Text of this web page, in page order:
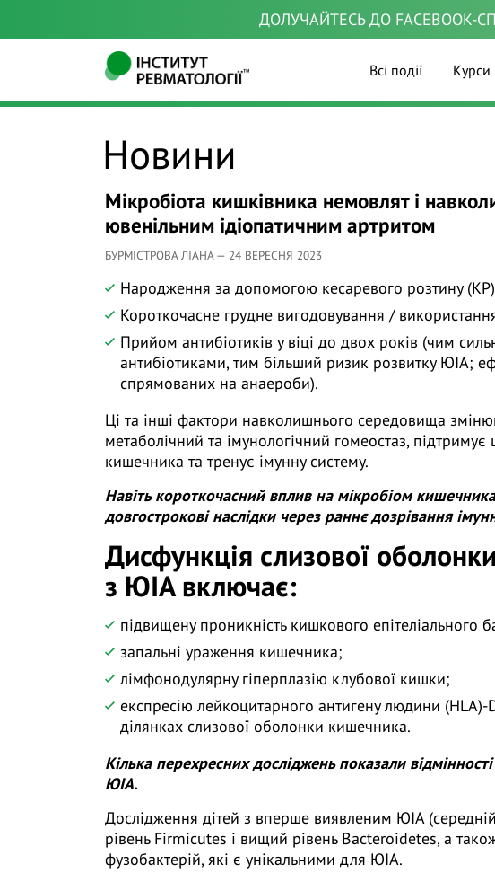
ДОЛУЧАЙТЕСЬ ДО FACEBOOK-
Всі події Курси
Новини
Мікробіота кишківника немовлят і
ювенільним ідіопатичним артритом
БУРМІСТРОВА ЛІАНА — 24 ВЕРЕСНЯ 2023
Народження за допомогою кесаревого розтину
Короткочасне грудне вигодовування /
Прийом антибіотиків у віці до двох років (чим
антибіотиками, тим більший ризик розвитку ЮІА;
спрямованих на анаероби).
Ці та інші фактори навколишнього середовища
метаболічний та імунологічний гомеостаз, підтримує
кишечника та тренує імунну систему.
Навіть короткочасний вплив на мікробіом
довгострокові наслідки через раннє дозрівання
Дисфункція слизової
з ЮІА включає:
підвищену проникність кишкового епітеліального
запальні ураження кишечника;
лімфонодулярну гіперплазію клубової кишки;
експресію лейкоцитарного антигену людини (HLA)-
ділянках слизової оболонки кишечника.
Кілька перехресних досліджень показали
ЮІА.
Дослідження дітей з вперше виявленим ЮІА
рівень Firmicutes і вищий рівень Bacteroidetes, а
фузобактерій, які є унікальними для ЮІА.